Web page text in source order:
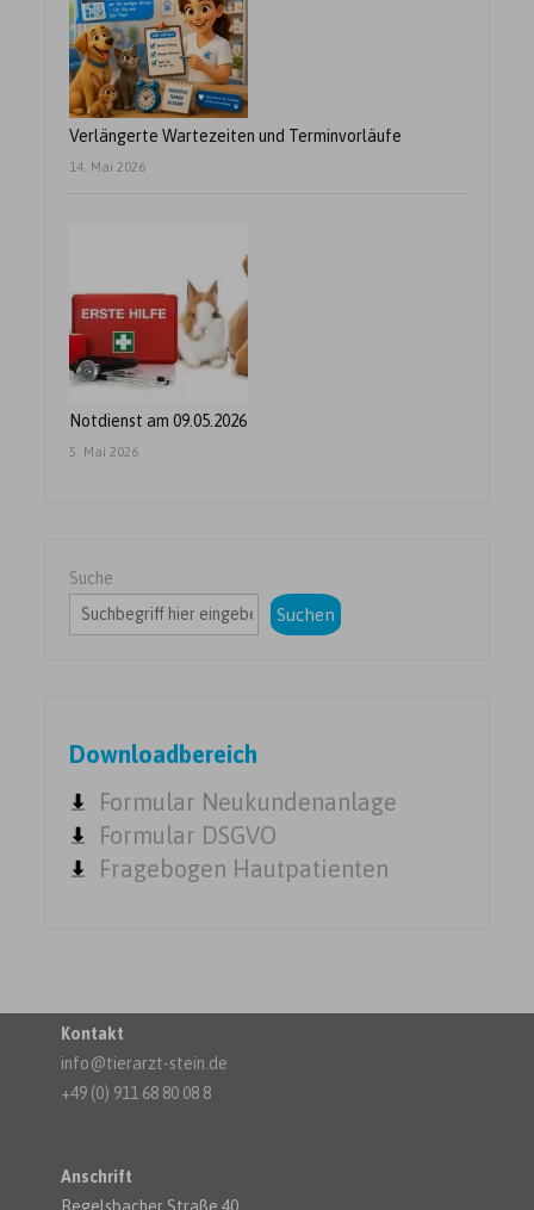
Verlängerte Wartezeiten und Terminvorläufe
14. Mai 2026
Notdienst am 09.05.2026
5. Mai 2026
Suche
Suchen
Downloadbereich
Formular Neukundenanlage
Formular DSGVO
Fragebogen Hautpatienten
Kontakt
info@tierarzt-stein.de
+49 (0) 911 68 80 08 8
Anschrift